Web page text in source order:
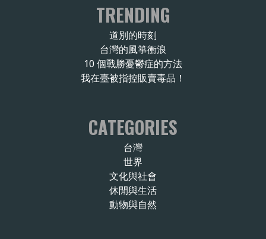
TRENDING
道別的時刻
台灣的風箏衝浪
10 個戰勝憂鬱症的方法
我在臺被指控販賣毒品！
CATEGORIES
台灣
世界
文化與社會
休閒與生活
動物與自然